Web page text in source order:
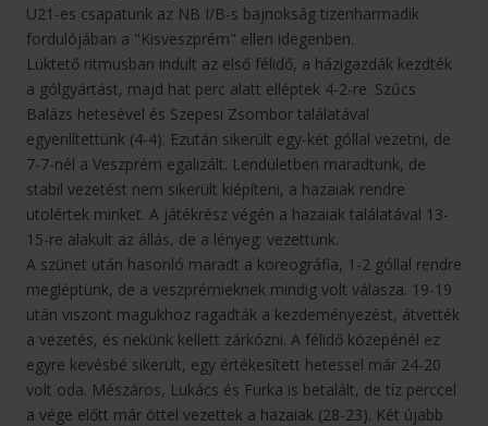
U21-es csapatunk az NB I/B-s bajnokság tizenharmadik
fordulójában a "Kisveszprém" ellen idegenben.
Lüktető ritmusban indult az első félidő, a házigazdák kezdték
a gólgyártást, majd hat perc alatt elléptek 4-2-re. Szűcs
Balázs hetesével és Szepesi Zsombor találatával
egyenlítettünk (4-4). Ezután sikerült egy-két góllal vezetni, de
7-7-nél a Veszprém egalizált. Lendületben maradtunk, de
stabil vezetést nem sikerült kiépíteni, a hazaiak rendre
utolértek minket. A játékrész végén a hazaiak találatával 13-
15-re alakult az állás, de a lényeg: vezettünk.
A szünet után hasonló maradt a koreográfia, 1-2 góllal rendre
megléptünk, de a veszprémieknek mindig volt válasza. 19-19
után viszont magukhoz ragadták a kezdeményezést, átvették
a vezetés, és nekünk kellett zárkózni. A félidő közepénél ez
egyre kevésbé sikerült, egy értékesített hetessel már 24-20
volt oda. Mészáros, Lukács és Furka is betalált, de tíz perccel
a vége előtt már öttel vezettek a hazaiak (28-23). Két újabb